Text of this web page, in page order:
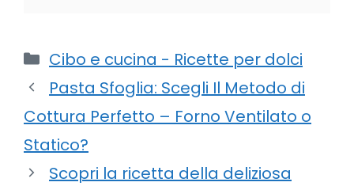
Categorie
Cibo e cucina - Ricette per dolci
Pasta Sfoglia: Scegli Il Metodo di
Cottura Perfetto – Forno Ventilato o
Statico?
Scopri la ricetta della deliziosa